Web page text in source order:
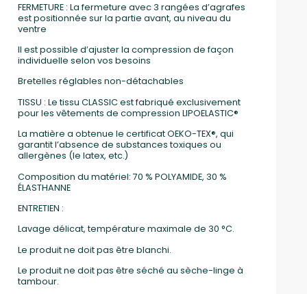
FERMETURE : La fermeture avec 3 rangées d’agrafes
est positionnée sur la partie avant, au niveau du
ventre
Il est possible d’ajuster la compression de façon
individuelle selon vos besoins
Bretelles réglables non-détachables
TISSU : Le tissu CLASSIC est fabriqué exclusivement
pour les vêtements de compression LIPOELASTIC®
La matière a obtenue le certificat OEKO-TEX®, qui
garantit l’absence de substances toxiques ou
allergènes (le latex, etc.)
Composition du matériel: 70 % POLYAMIDE, 30 %
ÉLASTHANNE
ENTRETIEN :
Lavage délicat, température maximale de 30 °C.
Le produit ne doit pas être blanchi.
Le produit ne doit pas être séché au sèche-linge à
tambour.